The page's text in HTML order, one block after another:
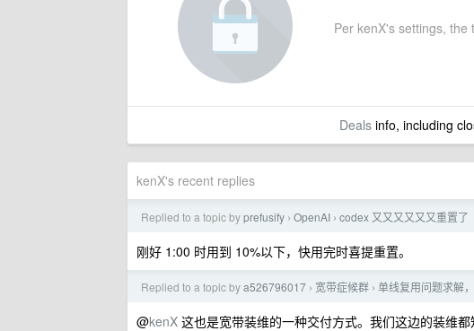
Per kenX's settings, the
Dealsinfo, including
kenX's recent replies
Replied to a topic byprefusify › OpenAI › codex 又又又又又又重置了
刚好 1:00 时用到 10%以下，快用完时喜提重置。
Replied to a topic bya526796017 › 宽带症候群 › 单线复用问题求解
@kenX 这也是宽带装维的一种交付方式。我们这边的装维